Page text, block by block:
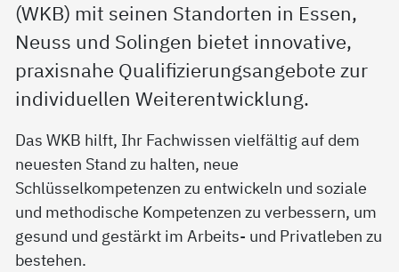
(WKB) mit seinen Standorten in Essen,
Neuss und Solingen bietet innovative,
praxisnahe Qualifizierungsangebote zur
individuellen Weiterentwicklung.
Das WKB hilft, Ihr Fachwissen vielfältig auf dem
neuesten Stand zu halten, neue
Schlüsselkompetenzen zu entwickeln und soziale
und methodische Kompetenzen zu verbessern, um
gesund und gestärkt im Arbeits- und Privatleben zu
bestehen.